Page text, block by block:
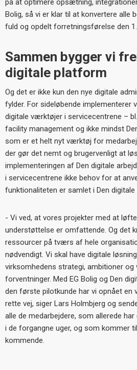
på at optimere opsætning,
Bolig, så vi er klar til at konvertere alle
fuld og opdelt forretningsførelse den
Sammen bygger vi
digitale platform
Og det er ikke kun den nye digitale
fylder. For sideløbende implementerer
digitale værktøjer i servicecentrene –
facility management og ikke mindst
som er et helt nyt værktøj for
der gør det nemt og brugervenligt at
implementeringen af Den digitale
i servicecentrene ikke behov for at
funktionaliteten er samlet i Den digitale
- Vi ved, at vores projekter med at
understøttelse er omfattende. Og det
ressourcer på tværs af hele
nødvendigt. Vi skal have digitale
virksomhedens strategi, ambitioner og
forventninger. Med EG Bolig og Den
den første pilotkunde har vi opnået en
rette vej, siger Lars Holmbjerg og
alle de medarbejdere, som allerede
i de forgangne uger, og som kommer
kommende.